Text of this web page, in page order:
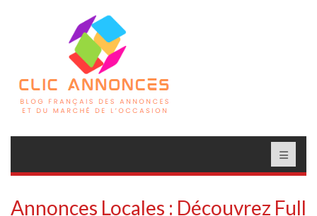
Annonces Locales : Découvrez Full